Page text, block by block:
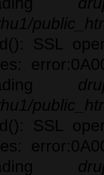
SSL
SSL